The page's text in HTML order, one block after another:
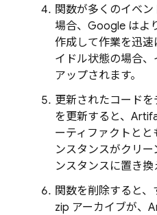
関数が多くのイベ
場合、Google はよ
作成して作業を迅
イドル状態の場合
アップされます。
更新されたコード
を更新すると、
ーティファクトと
ンスタンスがクリ
ンスタンスに置き換
関数を削除すると、
zip アーカイブが、